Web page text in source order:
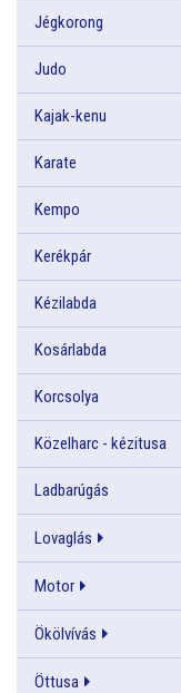
Jégkorong
Judo
Kajak-kenu
Karate
Kempo
Kerékpár
Kézilabda
Kosárlabda
Korcsolya
Közelharc - kézitusa
Ladbarúgás
Lovaglás
Motor
Ökölvívás
Öttusa